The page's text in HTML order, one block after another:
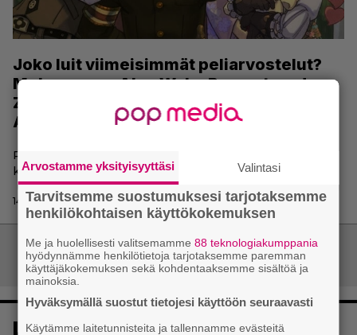
Joko luit viimeisimmät peliarvostelut?
Mukana mm. Alan Wake Remastered,
Zelda: Skyward Sword HD, The Great Ace
Attorney ja F1 2021
Pelaaja.fissä on jälleen julkaistu kasapäin arvosteluja
kaikkien luettavaksi.
14.10.2021 16:17 | Ville Arvekari
Artikkelien
selaus
Vanhemmat artikkelit
Luetuimmat
Arvostamme yksityisyyttäsi Valintasi
Tarvitsemme suostumuksesi tarjotaksemme
henkilökohtaisen käyttökokemuksen
Me ja huolellisesti valitsemamme88 teknologiakumppania
hyödynnämme henkilötietoja tarjotaksemme paremman
käyttäjäkokemuksen sekä kohdentaaksemme sisältöä ja
mainoksia.
Hyväksymällä suostut tietojesi käyttöön seuraavasti
Käytämme laitetunnisteita ja tallennamme evästeitä